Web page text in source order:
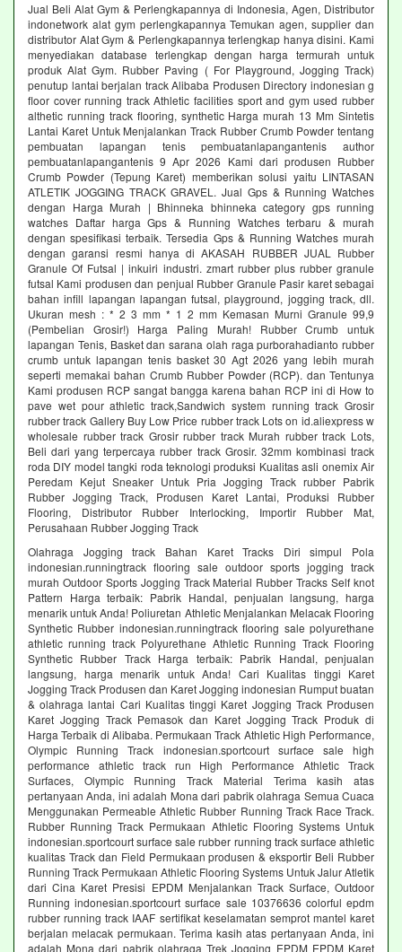
Jual Beli Alat Gym & Perlengkapannya di Indonesia, Agen, Distributor
indonetwork alat gym perlengkapannya Temukan agen, supplier dan
distributor Alat Gym & Perlengkapannya terlengkap hanya disini. Kami
menyediakan database terlengkap dengan harga termurah untuk
produk Alat Gym. Rubber Paving ( For Playground, Jogging Track)
penutup lantai berjalan track Alibaba Produsen Directory indonesian g
floor cover running track Athletic facilities sport and gym used rubber
althetic running track flooring, synthetic Harga murah 13 Mm Sintetis
Lantai Karet Untuk Menjalankan Track Rubber Crumb Powder tentang
pembuatan lapangan tenis pembuatanlapangantenis author
pembuatanlapangantenis 9 Apr 2026 Kami dari produsen Rubber
Crumb Powder (Tepung Karet) memberikan solusi yaitu LINTASAN
ATLETIK JOGGING TRACK GRAVEL. Jual Gps & Running Watches
dengan Harga Murah | Bhinneka bhinneka category gps running
watches Daftar harga Gps & Running Watches terbaru & murah
dengan spesifikasi terbaik. Tersedia Gps & Running Watches murah
dengan garansi resmi hanya di AKASAH RUBBER JUAL Rubber
Granule Of Futsal | inkuiri industri. zmart rubber plus rubber granule
futsal Kami produsen dan penjual Rubber Granule Pasir karet sebagai
bahan infill lapangan lapangan futsal, playground, jogging track, dll.
Ukuran mesh : * 2 3 mm * 1 2 mm Kemasan Murni Granule 99,9
(Pembelian Grosir!) Harga Paling Murah! Rubber Crumb untuk
lapangan Tenis, Basket dan sarana olah raga purborahadianto rubber
crumb untuk lapangan tenis basket 30 Agt 2026 yang lebih murah
seperti memakai bahan Crumb Rubber Powder (RCP). dan Tentunya
Kami produsen RCP sangat bangga karena bahan RCP ini di How to
pave wet pour athletic track,Sandwich system running track Grosir
rubber track Gallery Buy Low Price rubber track Lots on id.aliexpress w
wholesale rubber track Grosir rubber track Murah rubber track Lots,
Beli dari yang terpercaya rubber track Grosir. 32mm kombinasi track
roda DIY model tangki roda teknologi produksi Kualitas asli onemix Air
Peredam Kejut Sneaker Untuk Pria Jogging Track rubber Pabrik
Rubber Jogging Track, Produsen Karet Lantai, Produksi Rubber
Flooring, Distributor Rubber Interlocking, Importir Rubber Mat,
Perusahaan Rubber Jogging Track
Olahraga Jogging track Bahan Karet Tracks Diri simpul Pola
indonesian.runningtrack flooring sale outdoor sports jogging track
murah Outdoor Sports Jogging Track Material Rubber Tracks Self knot
Pattern Harga terbaik: Pabrik Handal, penjualan langsung, harga
menarik untuk Anda! Poliuretan Athletic Menjalankan Melacak Flooring
Synthetic Rubber indonesian.runningtrack flooring sale polyurethane
athletic running track Polyurethane Athletic Running Track Flooring
Synthetic Rubber Track Harga terbaik: Pabrik Handal, penjualan
langsung, harga menarik untuk Anda! Cari Kualitas tinggi Karet
Jogging Track Produsen dan Karet Jogging indonesian Rumput buatan
& olahraga lantai Cari Kualitas tinggi Karet Jogging Track Produsen
Karet Jogging Track Pemasok dan Karet Jogging Track Produk di
Harga Terbaik di Alibaba. Permukaan Track Athletic High Performance,
Olympic Running Track indonesian.sportcourt surface sale high
performance athletic track run High Performance Athletic Track
Surfaces, Olympic Running Track Material Terima kasih atas
pertanyaan Anda, ini adalah Mona dari pabrik olahraga Semua Cuaca
Menggunakan Permeable Athletic Rubber Running Track Race Track.
Rubber Running Track Permukaan Athletic Flooring Systems Untuk
indonesian.sportcourt surface sale rubber running track surface athletic
kualitas Track dan Field Permukaan produsen & eksportir Beli Rubber
Running Track Permukaan Athletic Flooring Systems Untuk Jalur Atletik
dari Cina Karet Presisi EPDM Menjalankan Track Surface, Outdoor
Running indonesian.sportcourt surface sale 10376636 colorful epdm
rubber running track IAAF sertifikat keselamatan semprot mantel karet
berjalan melacak permukaan. Terima kasih atas pertanyaan Anda, ini
adalah Mona dari pabrik olahraga Trek Jogging EPDM EPDM Karet